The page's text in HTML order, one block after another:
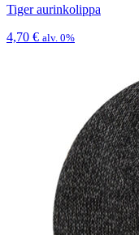
Tiger aurinkolippa
4,70 € alv. 0%